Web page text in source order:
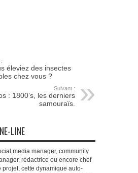
éleviez des insectes
chez vous ?
Suivant :
: 1800’s, les derniers
samouraïs.
LINE
media manager, community
rédactrice ou encore chef
projet, cette dynamique auto-